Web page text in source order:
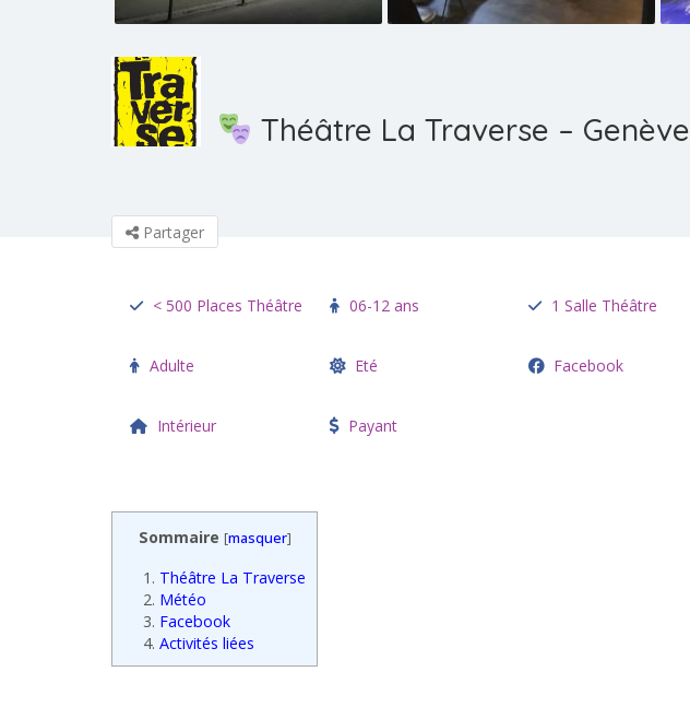
Théâtre La Traverse – Genève
Partager
< 500 Places Théâtre 06-12 ans 1 Salle Théâtre
Adulte Eté Facebook
Intérieur Payant
Sommaire [masquer]
1. Théâtre La Traverse
2. Météo
3. Facebook
4. Activités liées